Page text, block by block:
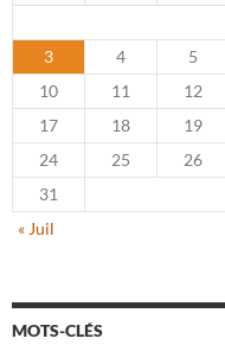
3
4 5
10
11 12
17
18 19
24
25 26
31
« Juil
MOTS-CLÉS